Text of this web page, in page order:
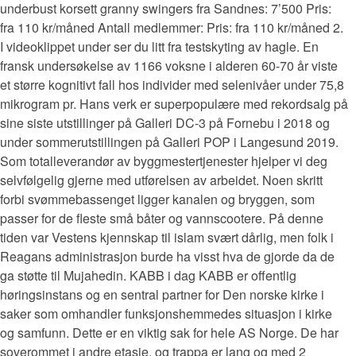
underbust korsett granny swingers fra Sandnes: 7’500 Pris:
fra 110 kr/måned Antall medlemmer: Pris: fra 110 kr/måned 2.
I videoklippet under ser du litt fra testskyting av hagle. En
fransk undersøkelse av 1166 voksne i alderen 60-70 år viste
et større kognitivt fall hos individer med selenivåer under 75,8
mikrogram pr. Hans verk er superpopulære med rekordsalg på
sine siste utstillinger på Galleri DC-3 på Fornebu i 2018 og
under sommerutstillingen på Galleri POP i Langesund 2019.
Som totalleverandør av byggmestertjenester hjelper vi deg
selvfølgelig gjerne med utførelsen av arbeidet. Noen skritt
forbi svømmebassenget ligger kanalen og bryggen, som
passer for de fleste små båter og vannscootere. På denne
tiden var Vestens kjennskap til islam svært dårlig, men folk i
Reagans administrasjon burde ha visst hva de gjorde da de
ga støtte til Mujahedin. KABB i dag KABB er offentlig
høringsinstans og en sentral partner for Den norske kirke i
saker som omhandler funksjonshemmedes situasjon i kirke
og samfunn. Dette er en viktig sak for hele AS Norge. De har
soverommet i andre etasje, og trappa er lang og med 2